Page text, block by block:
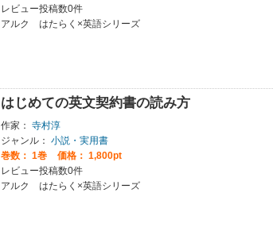
レビュー投稿数0件
アルク はたらく×英語シリーズ
はじめての英文契約書の読み方
作家： 寺村淳
ジャンル： 小説・実用書
巻数： 1巻
価格： 1,800pt
レビュー投稿数0件
アルク はたらく×英語シリーズ